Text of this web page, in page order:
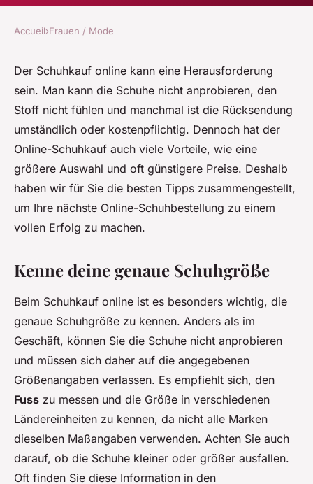
Accueil›Frauen / Mode
Der Schuhkauf online kann eine Herausforderung
sein. Man kann die Schuhe nicht anprobieren, den
Stoff nicht fühlen und manchmal ist die Rücksendung
umständlich oder kostenpflichtig. Dennoch hat der
Online-Schuhkauf auch viele Vorteile, wie eine
größere Auswahl und oft günstigere Preise. Deshalb
haben wir für Sie die besten Tipps zusammengestellt,
um Ihre nächste Online-Schuhbestellung zu einem
vollen Erfolg zu machen.
Kenne deine genaue Schuhgröße
Beim Schuhkauf online ist es besonders wichtig, die
genaue Schuhgröße zu kennen. Anders als im
Geschäft, können Sie die Schuhe nicht anprobieren
und müssen sich daher auf die angegebenen
Größenangaben verlassen. Es empfiehlt sich, den
Fuss zu messen und die Größe in verschiedenen
Ländereinheiten zu kennen, da nicht alle Marken
dieselben Maßangaben verwenden. Achten Sie auch
darauf, ob die Schuhe kleiner oder größer ausfallen.
Oft finden Sie diese Information in den